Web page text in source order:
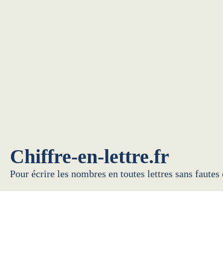
Chiffre-en-lettre.fr
Pour écrire les nombres en toutes lettres sans